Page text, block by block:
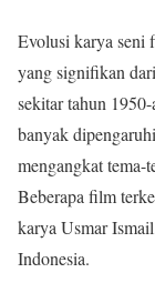
Evolusi karya seni
yang signifikan
sekitar tahun
banyak
mengangkat tema-
Beberapa film
karya Usmar
Indonesia.